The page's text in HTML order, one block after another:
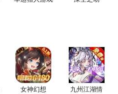
女神幻想
九州江湖情